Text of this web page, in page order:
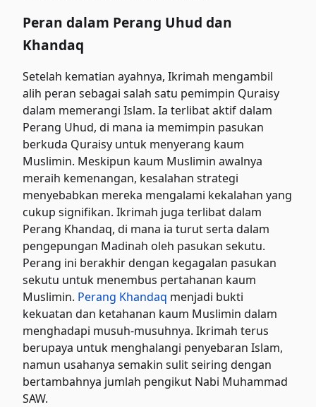
Peran dalam Perang Uhud dan
Khandaq
Setelah kematian ayahnya, Ikrimah mengambil
alih peran sebagai salah satu pemimpin Quraisy
dalam memerangi Islam. Ia terlibat aktif dalam
Perang Uhud, di mana ia memimpin pasukan
berkuda Quraisy untuk menyerang kaum
Muslimin. Meskipun kaum Muslimin awalnya
meraih kemenangan, kesalahan strategi
menyebabkan mereka mengalami kekalahan yang
cukup signifikan. Ikrimah juga terlibat dalam
Perang Khandaq, di mana ia turut serta dalam
pengepungan Madinah oleh pasukan sekutu.
Perang ini berakhir dengan kegagalan pasukan
sekutu untuk menembus pertahanan kaum
Muslimin. Perang Khandaq menjadi bukti
kekuatan dan ketahanan kaum Muslimin dalam
menghadapi musuh-musuhnya. Ikrimah terus
berupaya untuk menghalangi penyebaran Islam,
namun usahanya semakin sulit seiring dengan
bertambahnya jumlah pengikut Nabi Muhammad
SAW.